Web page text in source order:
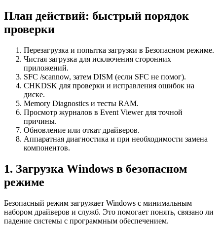
План действий: быстрый порядок
проверки
Перезагрузка и попытка загрузки в Безопасном режиме.
Чистая загрузка для исключения сторонних
приложений.
SFC /scannow, затем DISM (если SFC не помог).
CHKDSK для проверки и исправления ошибок на
диске.
Memory Diagnostics и тесты RAM.
Просмотр журналов в Event Viewer для точной
причины.
Обновление или откат драйверов.
Аппаратная диагностика и при необходимости замена
компонентов.
1. Загрузка Windows в безопасном
режиме
Безопасный режим загружает Windows с минимальным
набором драйверов и служб. Это помогает понять, связано ли
падение системы с программным обеспечением.